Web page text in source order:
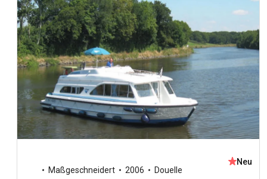
Maßgeschneidert 2006 Douelle
Neu